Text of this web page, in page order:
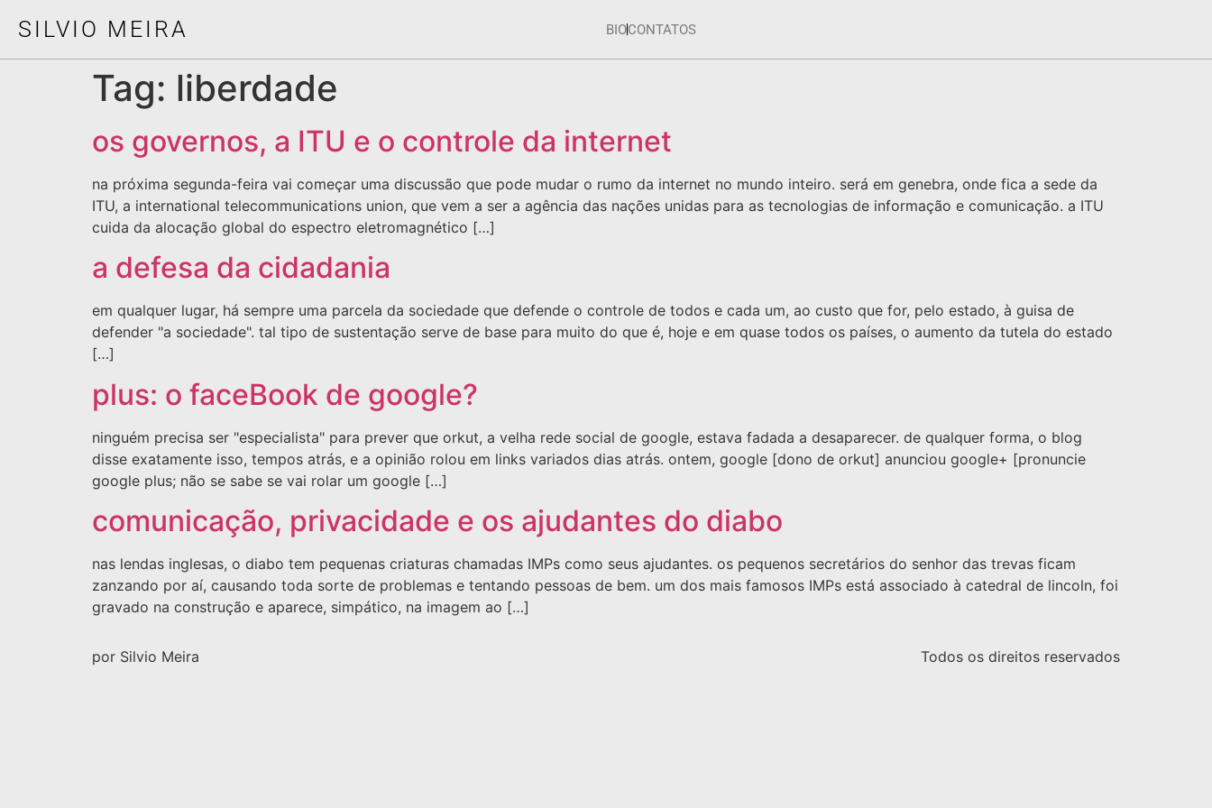
SILVIO MEIRA BIOCONTATOS
Tag: liberdade
os governos, a ITU e o controle da internet
na próxima segunda-feira vai começar uma discussão que pode mudar o rumo da internet no mundo inteiro. será em genebra, onde fica a sede da
ITU, a international telecommunications union, que vem a ser a agência das nações unidas para as tecnologias de informação e comunicação. a ITU
cuida da alocação global do espectro eletromagnético […]
a defesa da cidadania
em qualquer lugar, há sempre uma parcela da sociedade que defende o controle de todos e cada um, ao custo que for, pelo estado, à guisa de
defender "a sociedade". tal tipo de sustentação serve de base para muito do que é, hoje e em quase todos os países, o aumento da tutela do estado
[…]
plus: o faceBook de google?
ninguém precisa ser "especialista" para prever que orkut, a velha rede social de google, estava fadada a desaparecer. de qualquer forma, o blog
disse exatamente isso, tempos atrás, e a opinião rolou em links variados dias atrás. ontem, google [dono de orkut] anunciou google+ [pronuncie
google plus; não se sabe se vai rolar um google […]
comunicação, privacidade e os ajudantes do diabo
nas lendas inglesas, o diabo tem pequenas criaturas chamadas IMPs como seus ajudantes. os pequenos secretários do senhor das trevas ficam
zanzando por aí, causando toda sorte de problemas e tentando pessoas de bem. um dos mais famosos IMPs está associado à catedral de lincoln, foi
gravado na construção e aparece, simpático, na imagem ao […]
por Silvio Meira Todos os direitos reservados